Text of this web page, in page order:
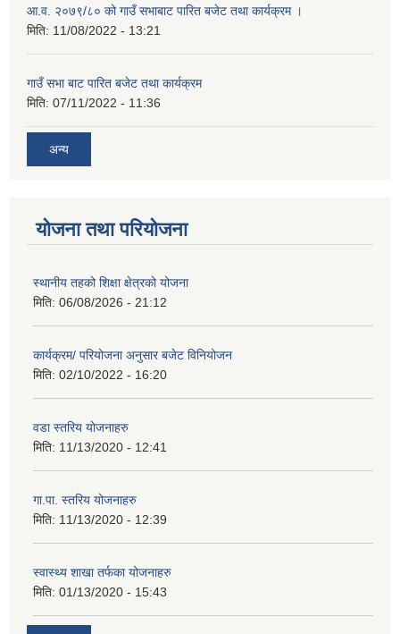
आ.व. २०७९/८० को गाउँ सभाबाट पारित बजेट तथा कार्यक्रम ।
मिति: 11/08/2022 - 13:21
गाउँ सभा बाट पारित बजेट तथा कार्यक्रम
मिति: 07/11/2022 - 11:36
अन्य
योजना तथा परियोजना
स्थानीय तहको शिक्षा क्षेत्रको योजना
मिति: 06/08/2026 - 21:12
कार्यक्रम/ परियोजना अनुसार बजेट विनियोजन
मिति: 02/10/2022 - 16:20
वडा स्तरिय योजनाहरु
मिति: 11/13/2020 - 12:41
गा.पा. स्तरिय योजनाहरु
मिति: 11/13/2020 - 12:39
स्वास्थ्य शाखा तर्फका योजनाहरु
मिति: 01/13/2020 - 15:43